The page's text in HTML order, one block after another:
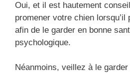
Oui, et il est hautement
promener votre chien lorsqu’il
afin de le garder en bonne
psychologique.
Néanmoins, veillez à le